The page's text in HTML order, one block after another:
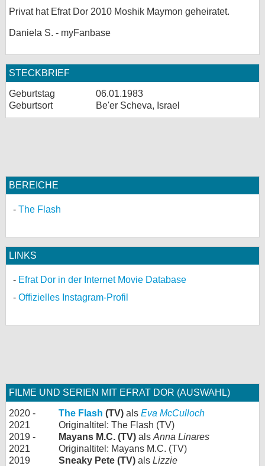
Privat hat Efrat Dor 2010 Moshik Maymon geheiratet.
Daniela S. - myFanbase
STECKBRIEF
Geburtstag
06.01.1983
Geburtsort
Be'er Scheva, Israel
BEREICHE
The Flash
LINKS
Efrat Dor in der Internet Movie Database
Offizielles Instagram-Profil
FILME UND SERIEN MIT EFRAT DOR (AUSWAHL)
2020 -
2021
The Flash (TV) als Eva McCulloch
Originaltitel: The Flash (TV)
2019 -
2021
Mayans M.C. (TV) als Anna Linares
Originaltitel: Mayans M.C. (TV)
2019
Sneaky Pete (TV) als Lizzie